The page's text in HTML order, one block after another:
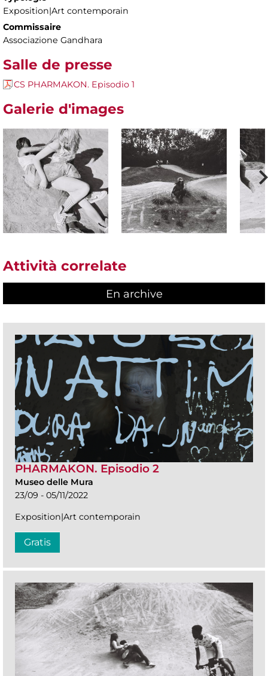
Exposition|Art contemporain
Commissaire
Associazione Gandhara
Salle de presse
CS PHARMAKON. Episodio 1
Galerie d'images
Attività correlate
En archive
PHARMAKON. Episodio 2
Museo delle Mura
23/09 - 05/11/2022
Exposition|Art contemporain
Gratis